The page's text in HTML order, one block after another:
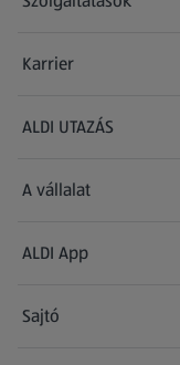
Karrier
(új oldalon nyílik meg)
ALDI UTAZÁS
(új oldalon nyílik meg)
A vállalat
ALDI App
Sajtó